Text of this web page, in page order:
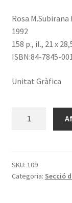
Rosa M.Subirana
1992
158 p., il., 21 x
ISBN:84-7845-
Unitat Gràfica
de
la
SKU: 109
Categoria: Secció